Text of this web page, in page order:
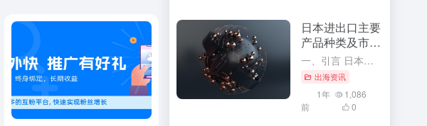
日本进出口主要
产品种类及市场
前景
一、引言 日本，作为全球重要的经济体之一，其进出口贸易在全球贸易格局中占据着举足轻重的地位。了解日本进出口主要产品种类及其市场前景，对于把握全球贸易趋势、预测市场走向、以及制定企业战略决策具有重要的指...
出海资讯
1年
前
1,086
0